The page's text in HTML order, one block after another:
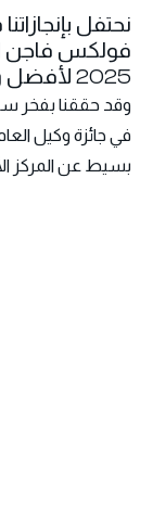
نحتفل
فولكس فاجن
2025 لأفضل وكيل سيارات
وقد حققنا بفخر ست
في جائزة وكيل
بسيط عن المركز